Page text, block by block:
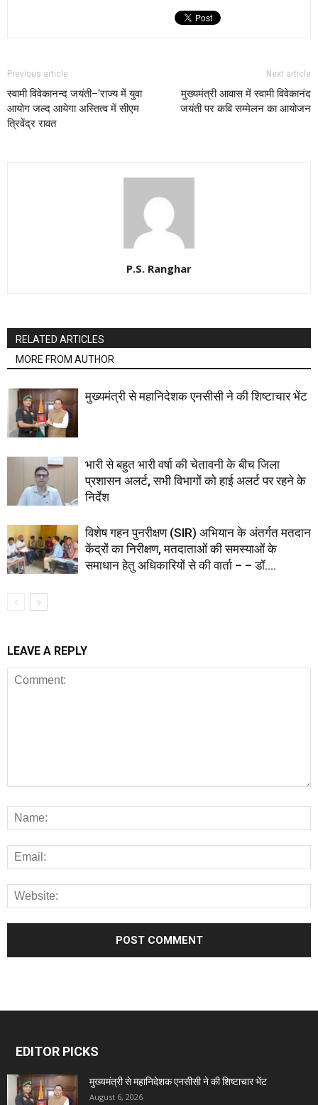
Previous article
स्वामी विवेकानन्द जयंती–‘राज्य में युवा
आयोग जल्द आयेगा अस्तित्व में सीएम
त्रिवेंद्र रावत
Next article
मुख्यमंत्री आवास में स्वामी विवेकानंद
जयंती पर कवि सम्मेलन का आयोजन
P.S. Ranghar
RELATED ARTICLES
MORE FROM AUTHOR
मुख्यमंत्री से महानिदेशक एनसीसी ने की शिष्टाचार भेंट
भारी से बहुत भारी वर्षा की चेतावनी के बीच जिला
प्रशासन अलर्ट, सभी विभागों को हाई अलर्ट पर रहने के
निर्देश
विशेष गहन पुनरीक्षण (SIR) अभियान के अंतर्गत मतदान
केंद्रों का निरीक्षण, मतदाताओं की समस्याओं के
समाधान हेतु अधिकारियों से की वार्ता – – डॉ....
LEAVE A REPLY
EDITOR PICKS
मुख्यमंत्री से महानिदेशक एनसीसी ने की शिष्टाचार भेंट
August 6, 2026